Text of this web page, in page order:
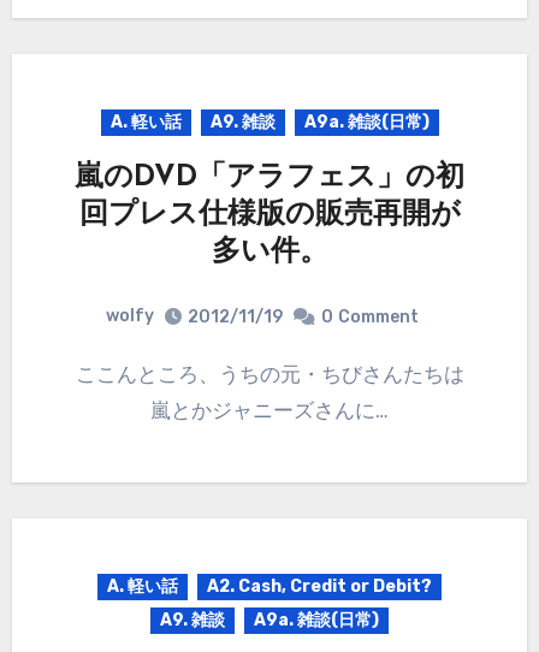
A. 軽い話 A9. 雑談 A9a. 雑談(日常)
嵐のDVD「アラフェス」の初
回プレス仕様版の販売再開が
多い件。
wolfy 2012/11/19 0 Comment
ここんところ、うちの元・ちびさんたちは
嵐とかジャニーズさんに…
A. 軽い話
A2. Cash, Credit or Debit?
A9. 雑談
A9a. 雑談(日常)